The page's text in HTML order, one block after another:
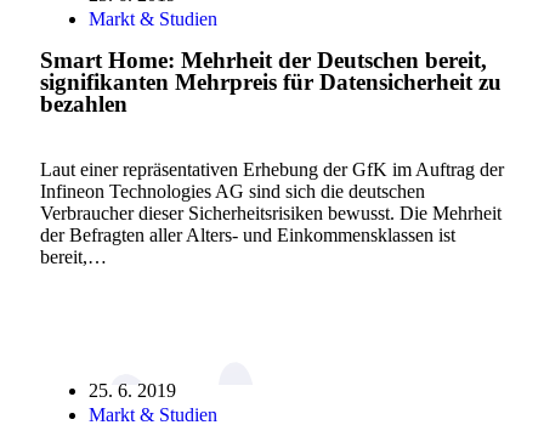
Markt & Studien
Smart Home: Mehrheit der Deutschen bereit,
signifikanten Mehrpreis für Datensicherheit zu
bezahlen
Laut einer repräsentativen Erhebung der GfK im Auftrag der
Infineon Technologies AG sind sich die deutschen
Verbraucher dieser Sicherheitsrisiken bewusst. Die Mehrheit
der Befragten aller Alters- und Einkommensklassen ist
bereit,…
25. 6. 2019
Markt & Studien